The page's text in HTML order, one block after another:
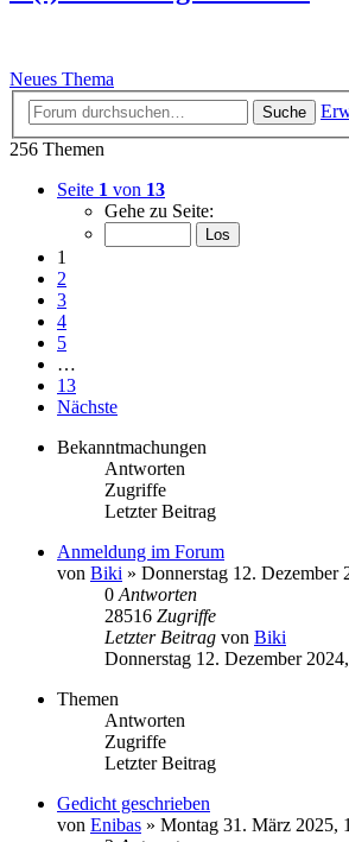
Neues Thema
Suche
256 Themen
Seite 1 von 13
Gehe zu Seite:
1
2
3
4
5
…
13
Nächste
Bekanntmachungen
Antworten
Zugriffe
Letzter Beitrag
Anmeldung im Forum
von Biki » Donnerstag 12. Dezember
0 Antworten
28516 Zugriffe
Letzter Beitrag von Biki
Donnerstag 12. Dezember
Themen
Antworten
Zugriffe
Letzter Beitrag
Gedicht geschrieben
von Enibas » Montag 31. März 2025,